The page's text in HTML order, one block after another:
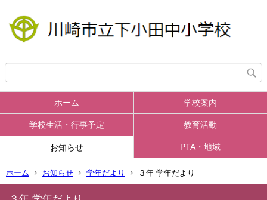
ホーム 学校案内
学校生活・行事予定 教育活動
お知らせ PTA・地域
ホーム お知らせ 学年だより ３年 学年だより